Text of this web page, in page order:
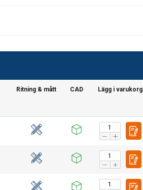
Ritning & mått CAD Lägg i varukorg